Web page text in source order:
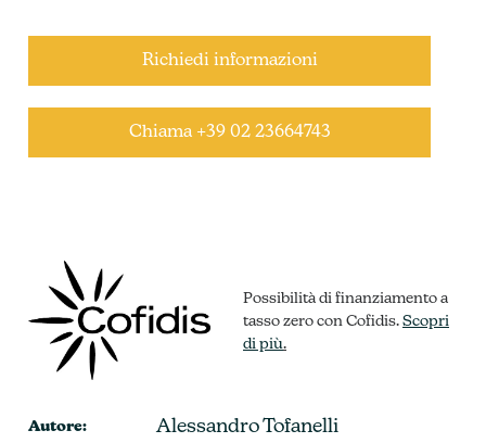
Richiedi informazioni
Chiama +39 02 23664743
Possibilità di finanziamento a
tasso zero con Cofidis. Scopri
di più.
Autore: Alessandro Tofanelli